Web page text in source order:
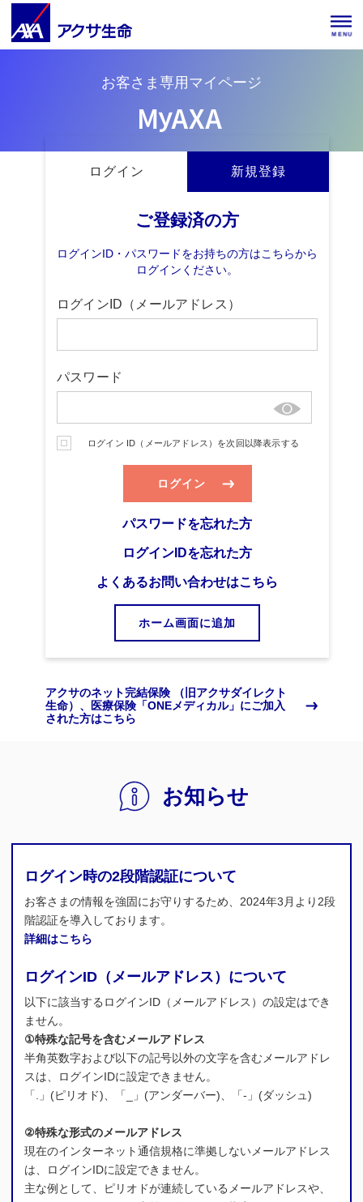
MENU
お客さま専用マイページ
ログイン 新規登録
ご登録済の方
ログインID・パスワードをお持ちの方はこちらから
ログインください。
ログインID（メールアドレス）
パスワード
ログイン ID（メールアドレス）を次回以降表示する
ログイン
パスワードを忘れた方
ログインIDを忘れた方
よくあるお問い合わせはこちら
ホーム画⾯に追加
アクサのネット完結保険 （旧アクサダイレクト
生命）、医療保険「ONEメディカル」にご加入
された方はこちら
お知らせ
ログイン時の2段階認証について
お客さまの情報を強固にお守りするため、2024年3月より2段
階認証を導入しております。
詳細はこちら
ログインID（メールアドレス）について
以下に該当するログインID（メールアドレス）の設定はでき
ません。
①特殊な記号を含むメールアドレス
半角英数字および以下の記号以外の文字を含むメールアドレ
スは、ログインIDに設定できません。
「.」(ピリオド)、「_」(アンダーバー)、「-」(ダッシュ)
②特殊な形式のメールアドレス
現在のインターネット通信規格に準拠しないメールアドレス
は、ログインIDに設定できません。
主な例として、ピリオドが連続しているメールアドレスや、